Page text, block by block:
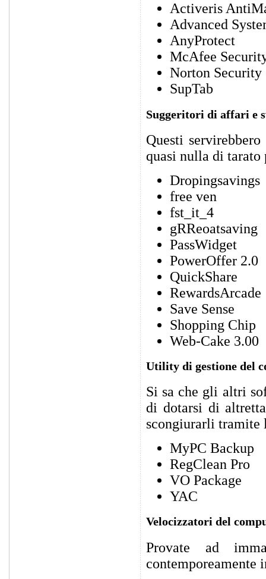
Activeris
Advanced
AnyProtect
McAfee
Norton Security
SupTab
Suggeritori di affari e
Questi
quasi nulla di tarato
Dropingsavings
free ven
fst_it_4
gRReoatsaving
PassWidget
PowerOffer 2.0
QuickShare
RewardsArcade
Save Sense
Shopping Chip
Web-Cake 3.00
Utility di gestione del
Si sa che gli altri
di dotarsi di
scongiurarli tramite
MyPC Backup
RegClean Pro
VO Package
YAC
Velocizzatori del
Provate ad
contemporeamente